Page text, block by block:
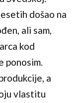
došao na
ali sam,
kod
ponosim.
a
vlastitu